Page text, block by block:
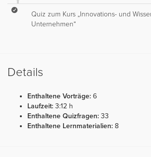
Quiz zum Kurs „Innovations- und
Unternehmen“
Details
Enthaltene Vorträge: 6
Laufzeit: 3:12 h
Enthaltene Quizfragen: 33
Enthaltene Lernmaterialien: 8